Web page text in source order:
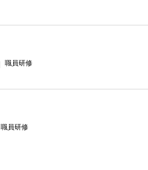
職員研修
職員研修